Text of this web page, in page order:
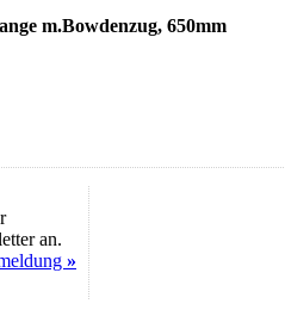
m.Bowdenzug, 650mm
an.
»